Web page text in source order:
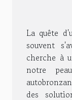
La quête
souvent
cherche à
notre
des